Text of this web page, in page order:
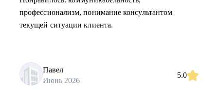
профессионализм, понимание консультантом
текущей ситуации клиента.
Павел
Июнь 2026
5.0